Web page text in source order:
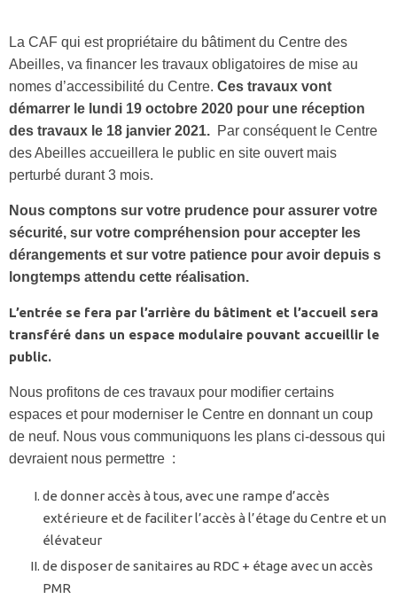
La CAF qui est propriétaire du bâtiment du Centre des
Abeilles, va financer les travaux obligatoires de mise au
nomes d’accessibilité du Centre. Ces travaux vont
démarrer le lundi 19 octobre 2020 pour une réception
des travaux le 18 janvier 2021. Par conséquent le Centre
des Abeilles accueillera le public en site ouvert mais
perturbé durant 3 mois.
Nous comptons sur votre prudence pour assurer votre
sécurité, sur votre compréhension pour accepter les
dérangements et sur votre patience pour avoir depuis s
longtemps attendu cette réalisation.
L’entrée se fera par l’arrière du bâtiment et l’accueil sera
transféré dans un espace modulaire pouvant accueillir le
public.
Nous profitons de ces travaux pour modifier certains
espaces et pour moderniser le Centre en donnant un coup
de neuf. Nous vous communiquons les plans ci-dessous qui
devraient nous permettre :
de donner accès à tous, avec une rampe d’accès
extérieure et de faciliter l’accès à l’étage du Centre et un
élévateur
de disposer de sanitaires au RDC + étage avec un accès
PMR